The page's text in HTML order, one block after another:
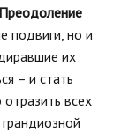
подвиги, но и
их
– и стать
всех